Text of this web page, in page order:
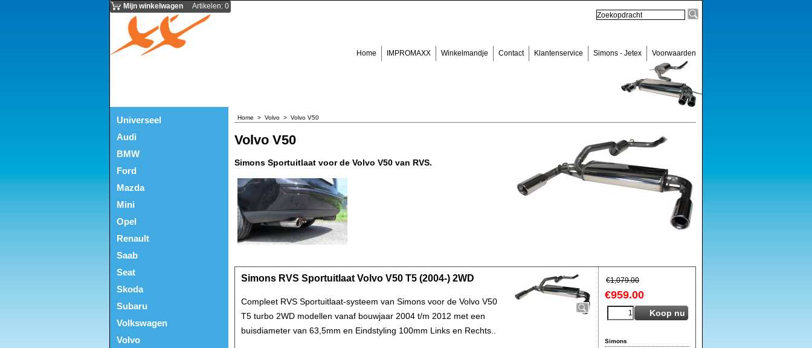
Mijn winkelwagen Artikelen: 0
Home IMPROMAXX Winkelmandje Contact Klantenservice Simons - Jetex Voorwaarden
Universeel
Audi
BMW
Ford
Mazda
Mini
Opel
Renault
Saab
Seat
Skoda
Subaru
Volkswagen
Volvo
Home > Volvo > Volvo V50
Volvo V50
Simons Sportuitlaat voor de Volvo V50 van RVS.
€1,079.00
€959.00
Koop nu
Simons
Simons RVS Sportuitlaat Volvo V50 T5 (2004-) 2WD
Compleet RVS Sportuitlaat-systeem van Simons voor de Volvo V50
T5 turbo 2WD modellen vanaf bouwjaar 2004 t/m 2012 met een
buisdiameter van 63,5mm en Eindstyling 100mm Links en Rechts..